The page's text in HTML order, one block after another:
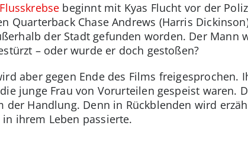
beginnt mit Kyas Flucht vor der
Quarterback Chase Andrews (Harris
der Stadt gefunden worden. Der Mann
– oder wurde er doch gestoßen?
aber gegen Ende des Films freigesprochen.
junge Frau von Vorurteilen gespeist waren.
der Handlung. Denn in Rückblenden wird
ihrem Leben passierte.